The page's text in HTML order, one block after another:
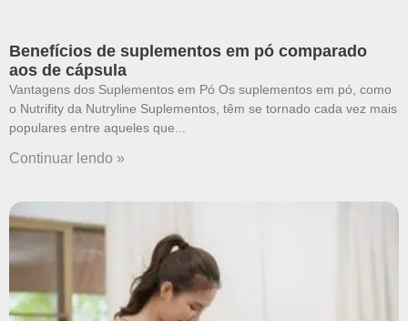
Benefícios de suplementos em pó comparado
aos de cápsula
Vantagens dos Suplementos em Pó Os suplementos em pó, como
o Nutrifity da Nutryline Suplementos, têm se tornado cada vez mais
populares entre aqueles que
Continuar lendo »